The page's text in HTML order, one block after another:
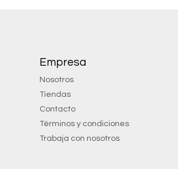
Empresa
Nosotros
Tiendas
Contacto
Términos y condiciones
Trabaja con nosotros